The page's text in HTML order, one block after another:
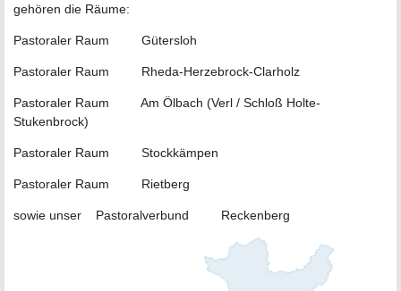
gehören die Räume:
Pastoraler Raum Gütersloh
Pastoraler Raum Rheda-Herzebrock-Clarholz
Pastoraler Raum Am Ölbach (Verl / Schloß Holte-
Stukenbrock)
Pastoraler Raum Stockkämpen
Pastoraler Raum Rietberg
sowie unser Pastoralverbund Reckenberg